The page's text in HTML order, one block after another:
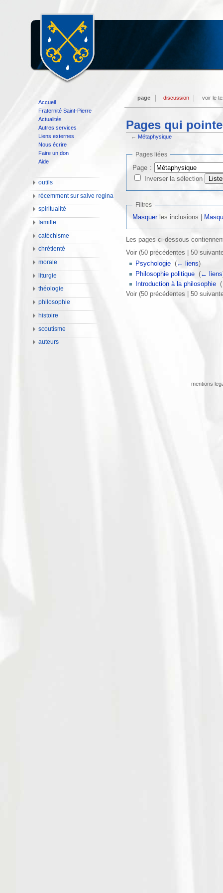
Pages qui
← Métaphysique
Pages liées
Page :
Inverser la sélection
Filtres
Masquerles inclusions |
Les pages ci-dessous
Voir (50 précédentes | 50
Psychologie‎ (← liens)
Philosophie politique‎ (← liens
Introduction à la philosophie‎ (
Voir (50 précédentes | 50
page discussion voir le
Accueil
Fraternité Saint-Pierre
Actualités
Autres services
Liens externes
Nous écrire
Faire un don
Aide
outils
récemment sur salve regina
spiritualité
famille
catéchisme
chrétienté
morale
liturgie
théologie
philosophie
histoire
scoutisme
auteurs
mentions